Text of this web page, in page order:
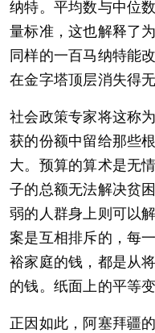
纳特。平均数与中位
量标准，这也解释了
同样的一百马纳特能
在金字塔顶层消失得无
社会政策专家将这称
获的份额中留给那些
大。预算的算术是无
子的总额无法解决贫
弱的人群身上则可以
案是互相排斥的，每
裕家庭的钱，都是从
的钱。纸面上的平等
正因如此，阿塞拜疆